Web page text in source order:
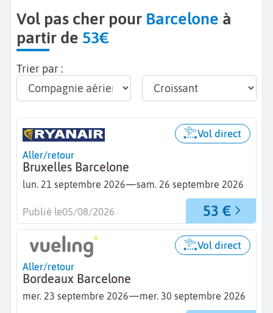
Vol pas cher pour Barcelone à
partir de 53€
Trier par :
Aller/retour
Bruxelles Barcelone
lun. 21 septembre 2026—sam. 26 septembre 2026
Vol direct
53 €
Publié le05/08/2026
Aller/retour
Bordeaux Barcelone
mer. 23 septembre 2026—mer. 30 septembre 2026
Vol direct